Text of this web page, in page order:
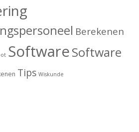
Berekenen
SoftwareSoftware
Tips Wiskunde